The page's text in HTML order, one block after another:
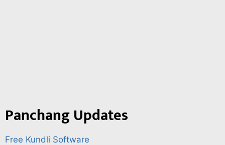
Panchang Updates
Free Kundli Software